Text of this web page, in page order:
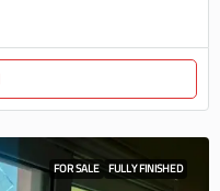
FOR SALE FULLY FINISHED